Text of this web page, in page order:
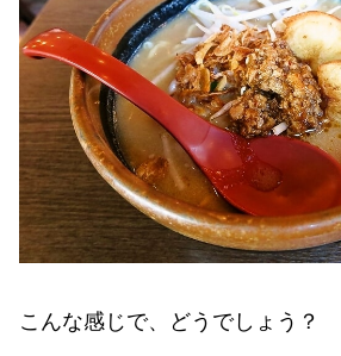
こんな感じで、どうでしょう？